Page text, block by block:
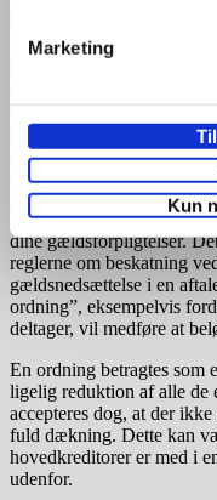
Marketing
Kun
Har du en uoverskuelig
en aftale, som begge
offentlige myndighed
gæld nedskrives med en
engangsbeløb eller en
Formålet med en frivillig
dine gældsforpligtelser.
reglerne om beskatning
gældsnedsættelse i en
ordning”, eksempelvis
deltager, vil medføre at
En ordning betragtes som
ligelig reduktion af alle de
accepteres dog, at der
fuld dækning. Dette kan
hovedkreditorer er med i
udenfor.